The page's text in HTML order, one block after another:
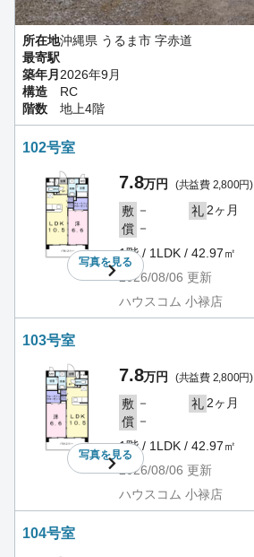
所在地沖縄県 うるま市 字赤道
最寄駅
築年月 2026年9月
構造
RC
階数
地上4階
102号室
写真を見る
7.8万円 (共益費 2,800円)
敷 － 礼2ヶ月
償 －
1階 / 1LDK / 42.97㎡
2026/08/06 更新
ハウスコム 小禄店
103号室
写真を見る
7.8万円 (共益費 2,800円)
敷 － 礼2ヶ月
償 －
1階 / 1LDK / 42.97㎡
2026/08/06 更新
ハウスコム 小禄店
104号室